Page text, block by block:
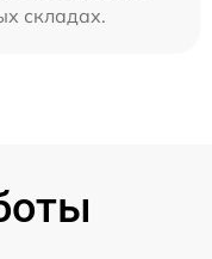
складах.